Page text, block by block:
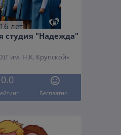
лет
студия "Надежда"
им. Н.К. Крупской»
0.0
Бесплатно